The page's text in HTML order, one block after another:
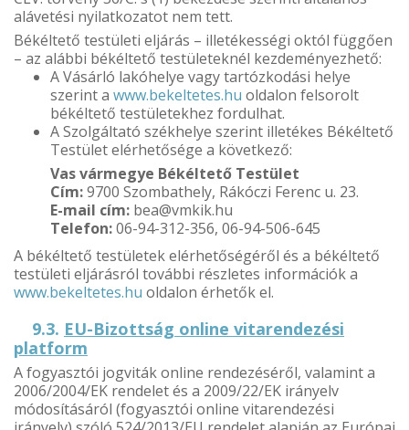
alávetési nyilatkozatot nem tett.
Békéltető testületi eljárás – illetékességi októl függően
– az alábbi békéltető testületeknél kezdeményezhető:
A Vásárló lakóhelye vagy tartózkodási helye
szerint a www.bekeltetes.hu oldalon felsorolt
békéltető testületekhez fordulhat.
A Szolgáltató székhelye szerint illetékes Békéltető
Testület elérhetősége a következő:
Vas vármegye Békéltető Testület
Cím:9700 Szombathely, Rákóczi Ferenc u. 23.
E-mail cím: bea@vmkik.hu
Telefon:06-94-312-356, 06-94-506-645
A békéltető testületek elérhetőségéről és a békéltető
testületi eljárásról további részletes információk a
www.bekeltetes.hu oldalon érhetők el.
9.3. EU-Bizottság online vitarendezési
platform
A fogyasztói jogviták online rendezéséről, valamint a
2006/2004/EK rendelet és a 2009/22/EK irányelv
módosításáról (fogyasztói online vitarendezési